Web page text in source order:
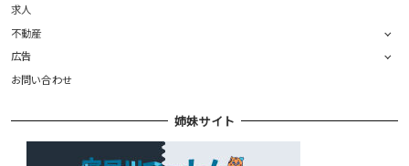
求人
不動産
広告
お問い合わせ
姉妹サイト